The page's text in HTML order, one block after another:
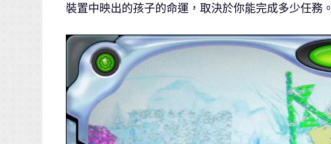
裝置中映出的孩子的命運，取決於你能完成多少任務。